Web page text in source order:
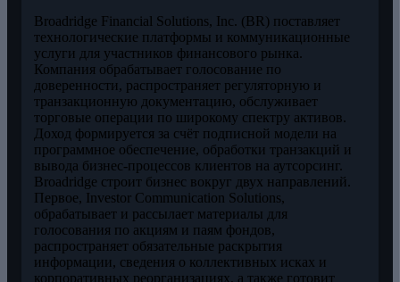
Broadridge Financial Solutions, Inc. (BR) поставляет
технологические платформы и коммуникационные
услуги для участников финансового рынка.
Компания обрабатывает голосование по
доверенности, распространяет регуляторную и
транзакционную документацию, обслуживает
торговые операции по широкому спектру активов.
Доход формируется за счёт подписной модели на
программное обеспечение, обработки транзакций и
вывода бизнес-процессов клиентов на аутсорсинг.
Broadridge строит бизнес вокруг двух направлений.
Первое, Investor Communication Solutions,
обрабатывает и рассылает материалы для
голосования по акциям и паям фондов,
распространяет обязательные раскрытия
информации, сведения о коллективных исках и
корпоративных реорганизациях, а также готовит